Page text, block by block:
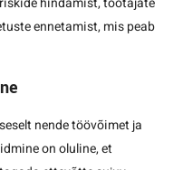
ennetamist, mis peab
nende töövõimet ja
on oluline, et